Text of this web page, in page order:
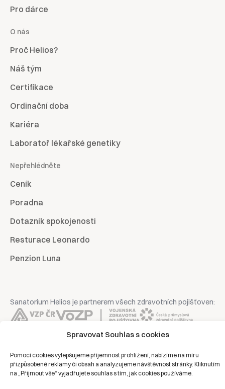
Spravovat Souhlas s cookies
Pomocí cookies vylepšujeme příjemnost prohlížení, nabízíme na míru
přizpůsobené reklamy či obsah a analyzujeme návštěvnost stránky. Kliknutím
na „Přijmout vše“ vyjadřujete souhlas s tím, jak cookies používáme.
Pro dárce
O nás
Proč Helios?
Náš tým
Certifikace
Ordinační doba
Kariéra
Laboratoř lékařské genetiky
Nepřehlédněte
Ceník
Poradna
Dotazník spokojenosti
Resturace Leonardo
Penzion Luna
Sanatorium Helios je partnerem všech zdravotních pojišťoven:
Copyright © 2026 | Všechna práva vyhrazena | Sanatorium Helios